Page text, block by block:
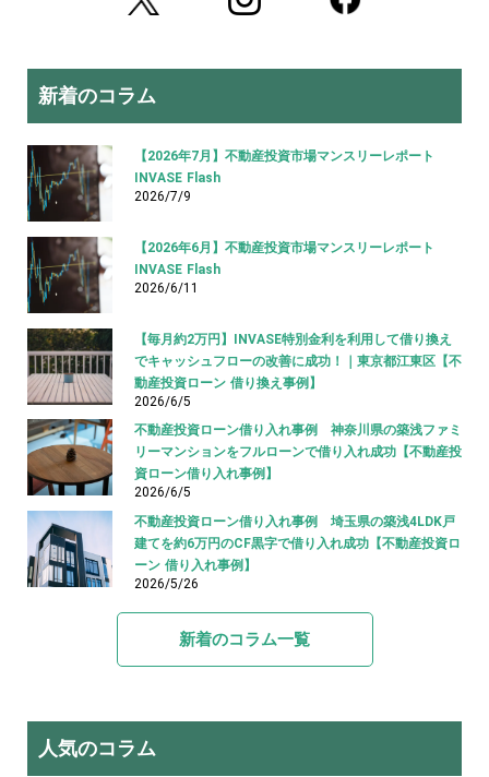
新着のコラム
【2026年7月】不動産投資市場マンスリーレポート
INVASE Flash
2026/7/9
【2026年6月】不動産投資市場マンスリーレポート
INVASE Flash
2026/6/11
【毎月約2万円】INVASE特別金利を利用して借り換え
でキャッシュフローの改善に成功！｜東京都江東区【不
動産投資ローン 借り換え事例】
2026/6/5
不動産投資ローン借り入れ事例 神奈川県の築浅ファミ
リーマンションをフルローンで借り入れ成功【不動産投
資ローン借り入れ事例】
2026/6/5
不動産投資ローン借り入れ事例 埼玉県の築浅4LDK戸
建てを約6万円のCF黒字で借り入れ成功【不動産投資ロ
ーン 借り入れ事例】
2026/5/26
新着のコラム一覧
人気のコラム